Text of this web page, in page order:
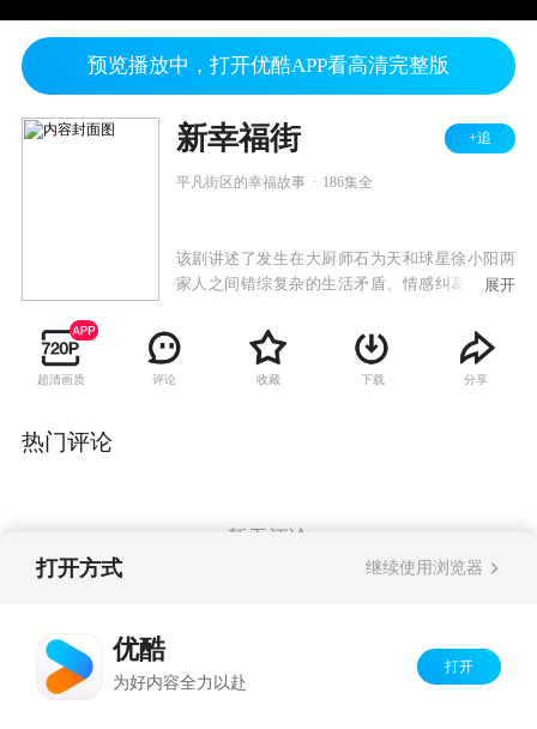
预览播放中，打开优酷APP看高清完整版
新幸福街 +追
平凡街区的幸福故事 186集全
该剧讲述了发生在大厨师石为天和球星徐小阳两
家人之间错综复杂的生活矛盾、情感纠葛，而打
的人物则穿插其间，为观众延续着这个讲不完
的“幸福”故事。
展开
超清画质 评论 收藏 下载 分享
热门评论
暂无评论
打开方式 继续使用浏览器
优酷
为好内容全力以赴
打开